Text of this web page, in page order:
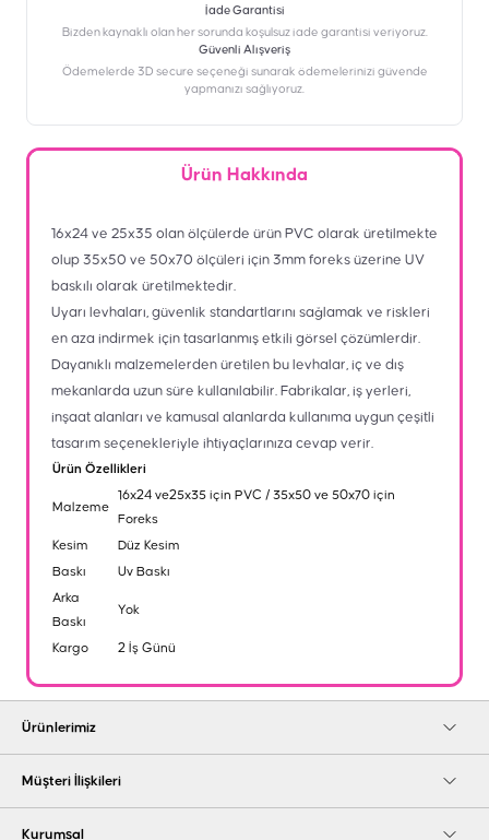
İade Garantisi
Bizden kaynaklı olan her sorunda koşulsuz iade garantisi veriyoruz.
Güvenli Alışveriş
Ödemelerde 3D secure seçeneği sunarak ödemelerinizi güvende
yapmanızı sağlıyoruz.
Ürün Hakkında
16x24 ve 25x35 olan ölçülerde ürün PVC olarak üretilmekte
olup 35x50 ve 50x70 ölçüleri için 3mm foreks üzerine UV
baskılı olarak üretilmektedir.
Uyarı levhaları, güvenlik standartlarını sağlamak ve riskleri
en aza indirmek için tasarlanmış etkili görsel çözümlerdir.
Dayanıklı malzemelerden üretilen bu levhalar, iç ve dış
mekanlarda uzun süre kullanılabilir. Fabrikalar, iş yerleri,
inşaat alanları ve kamusal alanlarda kullanıma uygun çeşitli
tasarım seçenekleriyle ihtiyaçlarınıza cevap verir.
Ürün Özellikleri
Malzeme
16x24 ve25x35 için PVC / 35x50 ve 50x70 için
Foreks
Kesim
Düz Kesim
Baskı
Uv Baskı
Arka
Baskı
Yok
Kargo 2 İş Günü
Ürünlerimiz
Müşteri İlişkileri
Kurumsal